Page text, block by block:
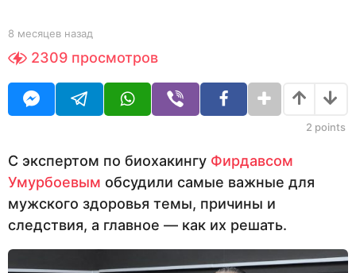
в
н
а
b
Y
O
R
8 месяцев назад
е
а
з
а
д
2309 просмотров
2 points
С экспертом по биохакингу Фирдавсом
Умурбоевым обсудили самые важные для
мужского здоровья темы, причины и
следствия, а главное — как их решать.